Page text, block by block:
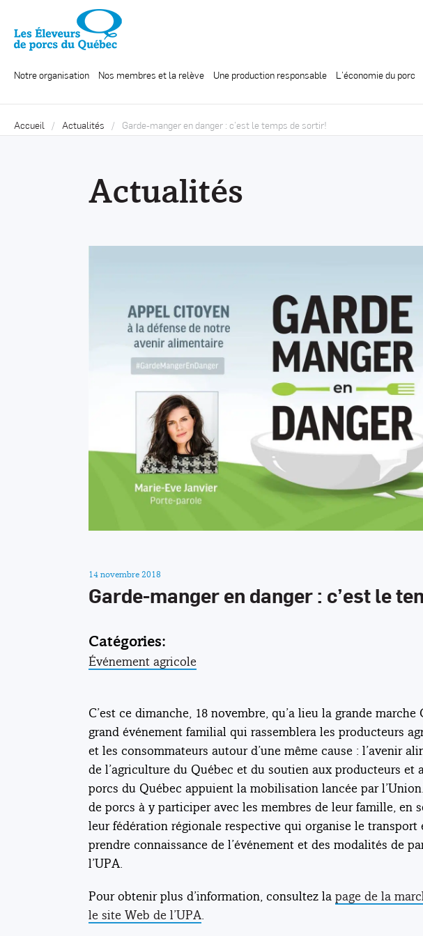
Notre organisation Nos membres et la relève Une production responsable L’économie du porc
Accueil Actualités Garde-manger en danger : c’est le temps de sortir!
Actualités
14 novembre 2018
Garde-manger en danger : c’est le
Catégories:
Événement agricole
C’est ce dimanche, 18 novembre, qu’a lieu la grande
grand événement familial qui rassemblera les producteurs
et les consommateurs autour d’une même cause : l’avenir
de l’agriculture du Québec et du soutien aux producteurs et
porcs du Québec appuient la mobilisation lancée par
de porcs à y participer avec les membres de leur famille, en
leur fédération régionale respective qui organise le
prendre connaissance de l’événement et des modalités de
l’UPA.
Pour obtenir plus d’information, consultez la page de la
le site Web de l’UPA.